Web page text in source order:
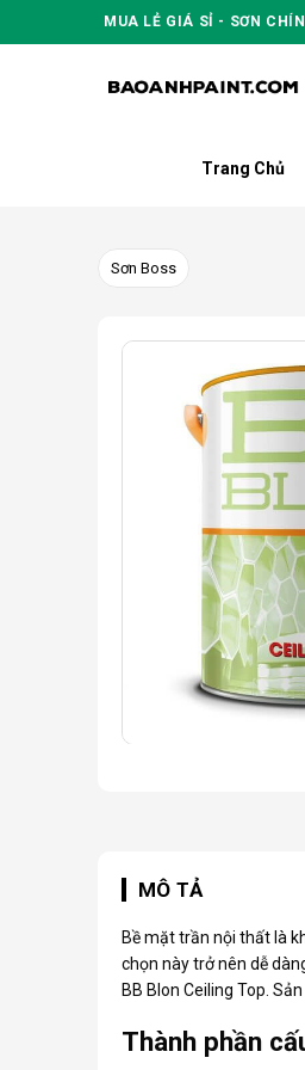
to
MUA LẺ GIÁ SỈ - SƠN
Trang Chủ
Sơn Boss
MÔ TẢ
Bề mặt trần nội thất là
chọn này trở nên dễ
BB Blon Ceiling Top.
Thành phần